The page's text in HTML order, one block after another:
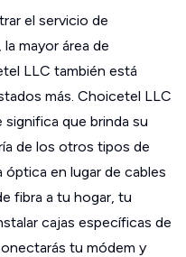
el servicio de
mayor área de
LLC también está
más. Choicetel LLC
que brinda su
de los otros tipos de
en lugar de cables
fibra a tu hogar, tu
cajas específicas de
tu módem y